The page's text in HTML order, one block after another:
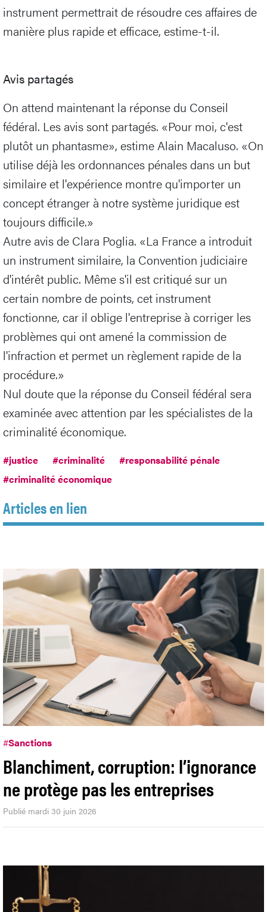
instrument permettrait de résoudre ces affaires de
manière plus rapide et efficace, estime-t-il.
Avis partagés
On attend maintenant la réponse du Conseil
fédéral. Les avis sont partagés. «Pour moi, c'est
plutôt un phantasme», estime Alain Macaluso. «On
utilise déjà les ordonnances pénales dans un but
similaire et l'expérience montre qu'importer un
concept étranger à notre système juridique est
toujours difficile.»
Autre avis de Clara Poglia. «La France a introduit
un instrument similaire, la Convention judiciaire
d'intérêt public. Même s'il est critiqué sur un
certain nombre de points, cet instrument
fonctionne, car il oblige l'entreprise à corriger les
problèmes qui ont amené la commission de
l'infraction et permet un règlement rapide de la
procédure.»
Nul doute que la réponse du Conseil fédéral sera
examinée avec attention par les spécialistes de la
criminalité économique.
#justice #criminalité
#responsabilité pénale
#criminalité économique
Articles en lien
#Sanctions
Blanchiment, corruption: l’ignorance
ne protège pas les entreprises
Publié mardi 30 juin 2026